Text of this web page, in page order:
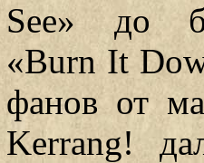
See» до
«Burn It
фанов от
Kerrang!